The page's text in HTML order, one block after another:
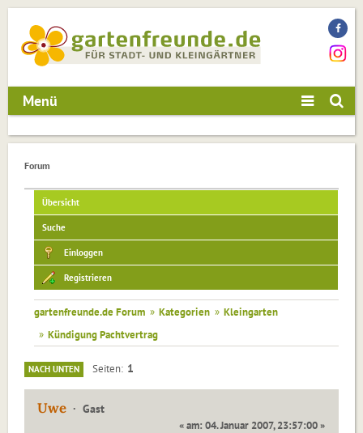
Menü
Forum
Übersicht
Suche
Einloggen
Registrieren
gartenfreunde.de Forum » Kategorien » Kleingarten
» Kündigung Pachtvertrag
NACH UNTEN Seiten 1
Uwe Gast
« am: 04. Januar 2007, 23:57:00 »